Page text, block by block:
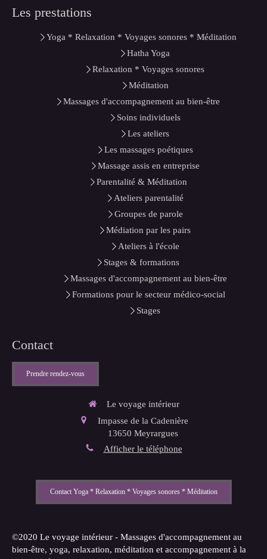
Les prestations
Yoga * Relaxation * Voyages sonores * Méditation
Hatha Yoga
Relaxation * Voyages sonores
Méditation
Massages d'accompagnement au bien-être
Soins individuels
Les ateliers
Les massages poétiques
Massage assis en entreprise
Parentalité & Méditation
Ateliers parentalité
Groupes de parole
Médiation par les pairs
Ateliers à l'école
Stages & formations
Massages d'accompagnement au bien-être
Formations pour le secteur médico-social
Stages
Contact
Prendre rendez-vous
Le voyage intérieur
Impasse de la Cadenière
13650 Meyrargues
Afficher le téléphone
Contact Yoga * Relaxation * Voyages sonores * Méditation
©2020 Le voyage intérieur - Massages d'accompagnement au
bien-être, yoga, relaxation, méditation et accompagnement à la